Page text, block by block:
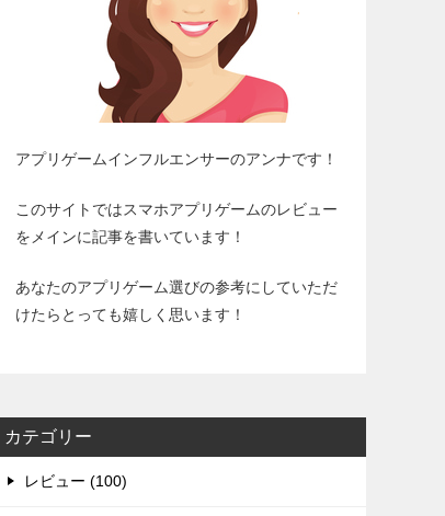
アプリゲームインフルエンサーのアンナです！
このサイトではスマホアプリゲームのレビュー
をメインに記事を書いています！
あなたのアプリゲーム選びの参考にしていただ
けたらとっても嬉しく思います！
カテゴリー
レビュー (100)